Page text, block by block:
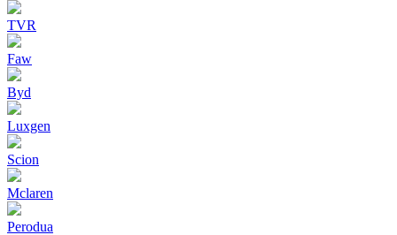
TVR
Faw
Byd
Luxgen
Scion
Mclaren
Perodua